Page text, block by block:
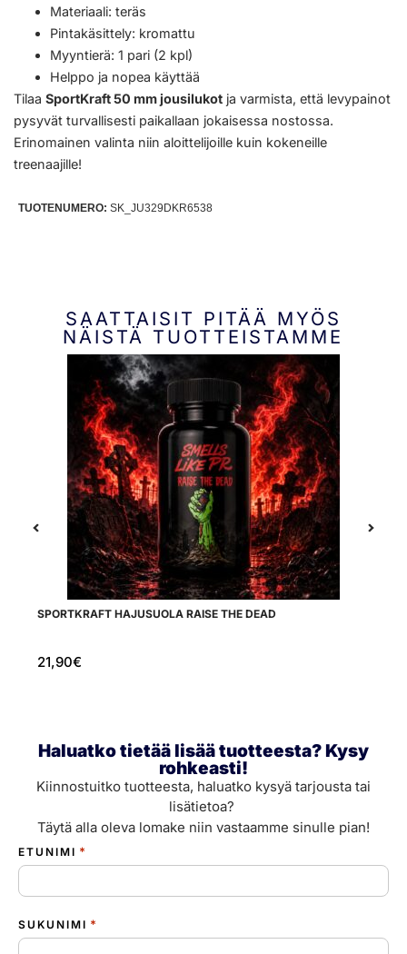
Materiaali: teräs
Pintakäsittely: kromattu
Myyntierä: 1 pari (2 kpl)
Helppo ja nopea käyttää
Tilaa SportKraft 50 mm jousilukot ja varmista, että levypainot
pysyvät turvallisesti paikallaan jokaisessa nostossa.
Erinomainen valinta niin aloittelijoille kuin kokeneille
treenaajille!
TUOTENUMERO: SK_JU329DKR6538
SAATTAISIT PITÄÄ MYÖS
NÄISTÄ TUOTTEISTAMME
SPORTKRAFT HAJUSUOLA RAISE THE DEAD
21,90€
Haluatko tietää lisää tuotteesta? Kysy
rohkeasti!
Kiinnostuitko tuotteesta, haluatko kysyä tarjousta tai
lisätietoa?
Täytä alla oleva lomake niin vastaamme sinulle pian!
ETUNIMI *
SUKUNIMI *